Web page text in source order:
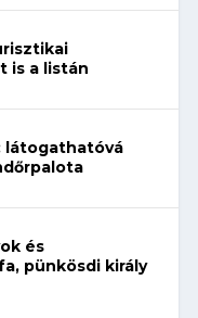
is a listán
látogathatóvá
és
pünkösdi király